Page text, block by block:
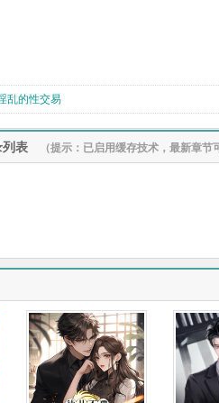
乱的性交易
列表 （提示：已启用缓存技术，最新章节